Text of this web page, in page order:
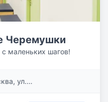
Черемушки
маленьких шагов!
ул.